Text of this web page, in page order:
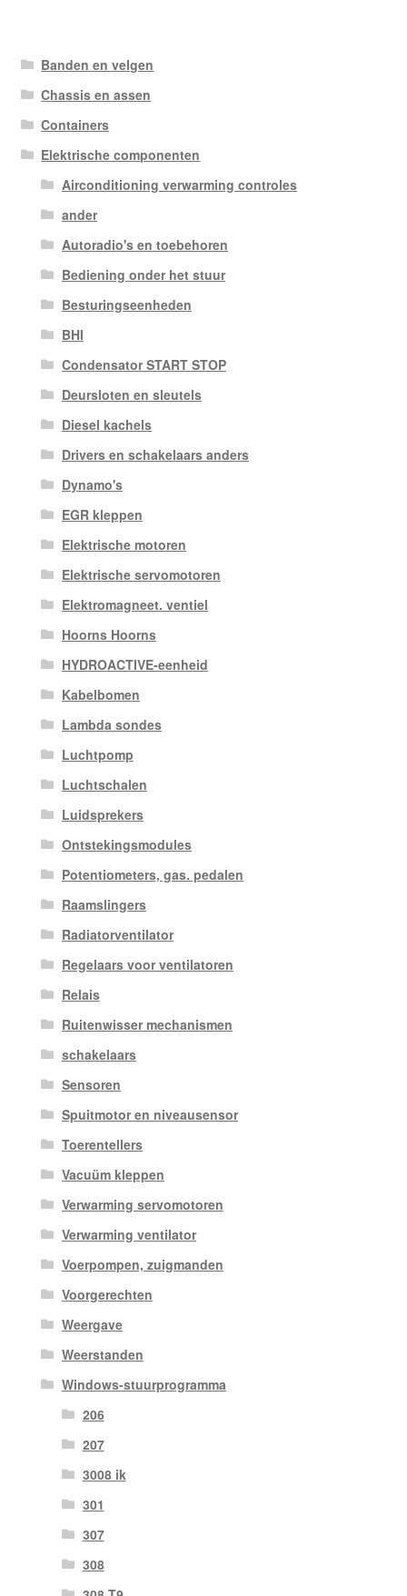
Banden en velgen
Chassis en assen
Containers
Elektrische componenten
Airconditioning verwarming controles
ander
Autoradio's en toebehoren
Bediening onder het stuur
Besturingseenheden
BHI
Condensator START STOP
Deursloten en sleutels
Diesel kachels
Drivers en schakelaars anders
Dynamo's
EGR kleppen
Elektrische motoren
Elektrische servomotoren
Elektromagneet. ventiel
Hoorns Hoorns
HYDROACTIVE-eenheid
Kabelbomen
Lambda sondes
Luchtpomp
Luchtschalen
Luidsprekers
Ontstekingsmodules
Potentiometers, gas. pedalen
Raamslingers
Radiatorventilator
Regelaars voor ventilatoren
Relais
Ruitenwisser mechanismen
schakelaars
Sensoren
Spuitmotor en niveausensor
Toerentellers
Vacuüm kleppen
Verwarming servomotoren
Verwarming ventilator
Voerpompen, zuigmanden
Voorgerechten
Weergave
Weerstanden
Windows-stuurprogramma
206
207
3008 ik
301
307
308